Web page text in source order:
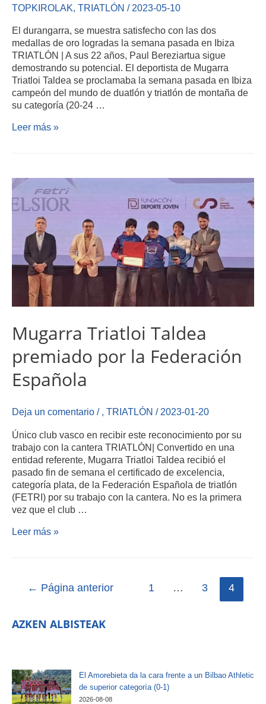
TOPKIROLAK, TRIATLÓN / 2023-05-10
El durangarra, se muestra satisfecho con las dos
medallas de oro logradas la semana pasada en Ibiza
TRIATLÓN | A sus 22 años, Paul Bereziartua sigue
demostrando su potencial. El deportista de Mugarra
Triatloi Taldea se proclamaba la semana pasada en Ibiza
campeón del mundo de duatlón y triatlón de montaña de
su categoría (20-24 …
Leer más »
Mugarra Triatloi Taldea
premiado por la Federación
Española
Deja un comentario / , TRIATLÓN / 2023-01-20
Único club vasco en recibir este reconocimiento por su
trabajo con la cantera TRIATLÓN| Convertido en una
entidad referente, Mugarra Triatloi Taldea recibió el
pasado fin de semana el certificado de excelencia,
categoría plata, de la Federación Española de triatlón
(FETRI) por su trabajo con la cantera. No es la primera
vez que el club …
Leer más »
← Página anterior 1 … 3 4
AZKEN ALBISTEAK
El Amorebieta da la cara frente a un Bilbao Athletic
de superior categoría (0-1)
2026-08-08